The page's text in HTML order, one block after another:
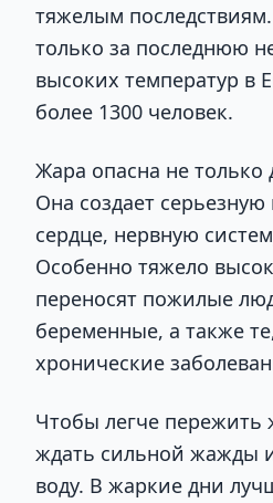
тяжелым
только за последнюю
высоких температур в
более 1300 человек.
Жара опасна не
Она создает серьезную
сердце, нервную
Особенно тяжело
переносят пожилые
беременные, а также
хронические
Чтобы легче пережить
ждать сильной жажды
воду. В жаркие дни